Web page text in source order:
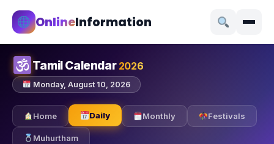
OnlineInformation
Tamil Calendar 2026
Monday, August 10, 2026
Home Daily Monthly Festivals
Muhurtham